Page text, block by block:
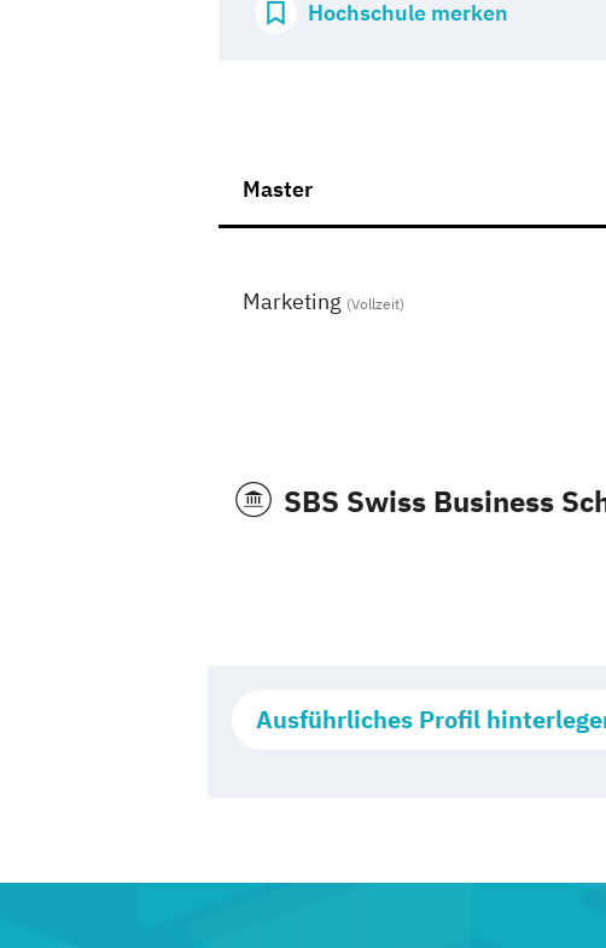
Hochschule merken
Master
Marketing (Vollzeit)
SBS Swiss Business
Ausführliches Profil